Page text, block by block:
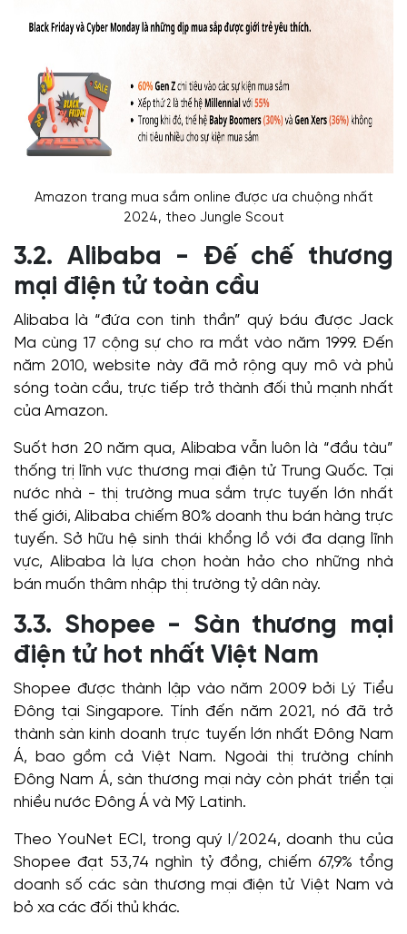
Amazon trang mua sắm online được ưa chuộng nhất
2024, theo Jungle Scout
3.2. Alibaba - Đế chế thương
mại điện tử toàn cầu
Alibaba là “đứa con tinh thần” quý báu được Jack
Ma cùng 17 cộng sự cho ra mắt vào năm 1999. Đến
năm 2010, website này đã mở rộng quy mô và phủ
sóng toàn cầu, trực tiếp trở thành đối thủ mạnh nhất
của Amazon.
Suốt hơn 20 năm qua, Alibaba vẫn luôn là “đầu tàu”
thống trị lĩnh vực thương mại điện tử Trung Quốc. Tại
nước nhà - thị trường mua sắm trực tuyến lớn nhất
thế giới, Alibaba chiếm 80% doanh thu bán hàng trực
tuyến. Sở hữu hệ sinh thái khổng lồ với đa dạng lĩnh
vực, Alibaba là lựa chọn hoàn hảo cho những nhà
bán muốn thâm nhập thị trường tỷ dân này.
3.3. Shopee - Sàn thương mại
điện tử hot nhất Việt Nam
Shopee được thành lập vào năm 2009 bởi Lý Tiểu
Đông tại Singapore. Tính đến năm 2021, nó đã trở
thành sàn kinh doanh trực tuyến lớn nhất Đông Nam
Á, bao gồm cả Việt Nam. Ngoài thị trường chính
Đông Nam Á, sàn thương mại này còn phát triển tại
nhiều nước Đông Á và Mỹ Latinh.
Theo YouNet ECI, trong quý I/2024, doanh thu của
Shopee đạt 53,74 nghìn tỷ đồng, chiếm 67,9% tổng
doanh số các sàn thương mại điện tử Việt Nam và
bỏ xa các đối thủ khác.